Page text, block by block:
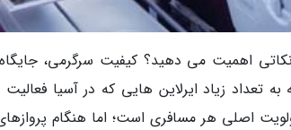
اهمیت می دهید؟ کیفیت سرگرمی،
تعداد زیاد ایرلاین هایی که در آسیا
اصلی هر مسافری است؛ اما هنگام